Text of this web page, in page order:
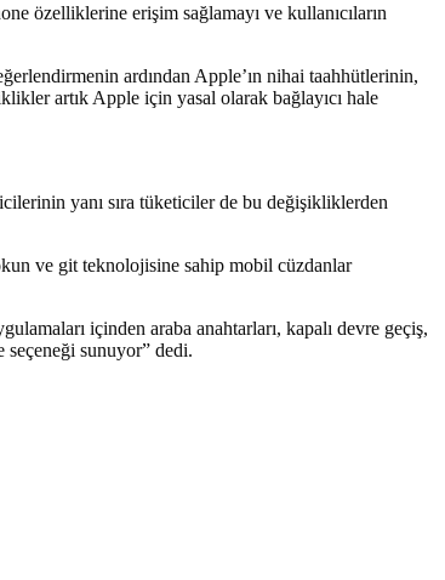
özelliklerine erişim sağlamayı ve kullanıcıların
ardından Apple’ın nihai taahhütlerinin,
artık Apple için yasal olarak bağlayıcı hale
yanı sıra tüketiciler de bu değişikliklerden
ve git teknolojisine sahip mobil cüzdanlar
içinden araba anahtarları, kapalı devre geçiş,
seçeneği sunuyor” dedi.